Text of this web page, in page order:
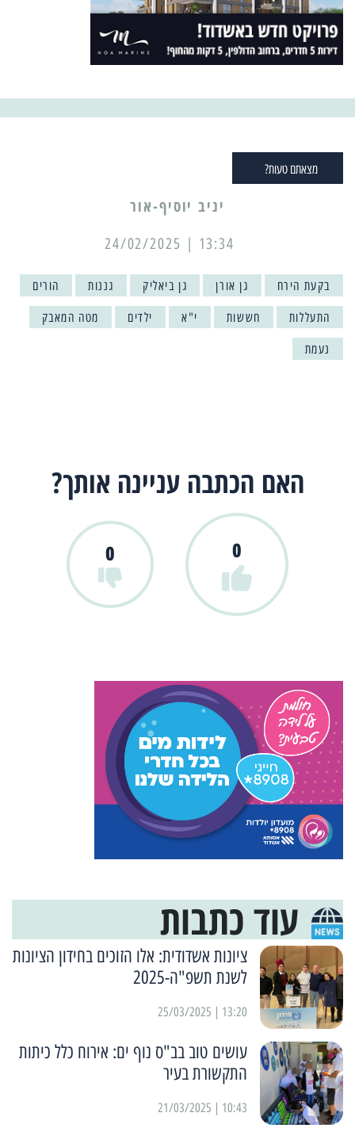
מצאתם טעות?
יניב יוסיף-אור
13:34 | 24/02/2025
בקעת הירח גן אורן גן ביאליק גננות הורים
התעללות חששות י"א ילדים מטה המאבק
נעמת
האם הכתבה עניינה אותך?
0
0
עוד כתבות
ציונות אשדודית: אלו הזוכים בחידון הציונות
לשנת תשפ"ה-2025
13:20 | 25/03/2025
עושים טוב בב"ס נוף ים: אירוח כלל כיתות
התקשורת בעיר
10:43 | 21/03/2025